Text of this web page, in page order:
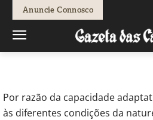
Anuncie Connosco
0
Por razão da capacidade
às diferentes condições da